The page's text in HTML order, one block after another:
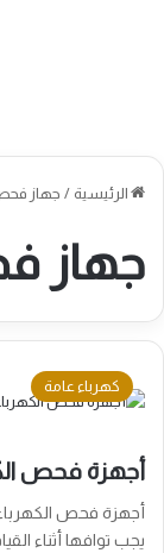
الرئيسية / جهاز
جهاز
كهرباء عامة
أجهزة فحص
أجهزة فحص
يجب توافها أثناء